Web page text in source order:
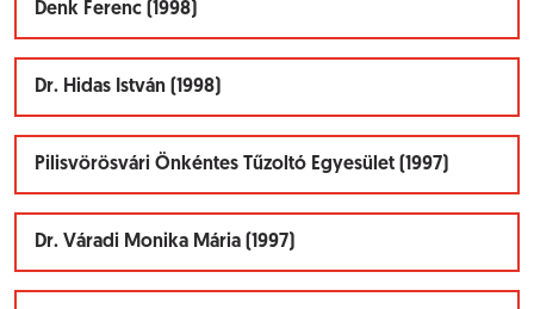
Denk Ferenc (1998)
Dr. Hidas István (1998)
Pilisvörösvári Önkéntes Tűzoltó Egyesület (1997)
Dr. Váradi Monika Mária (1997)